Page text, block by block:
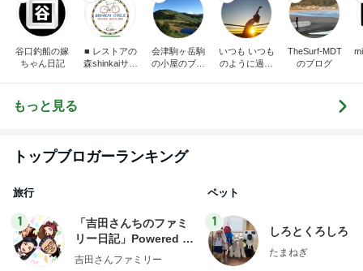
谷口釣船の嫁
ちゃん日記
■ レストアの
森shinkaiサイ
会津駒ヶ岳駒
の小屋のブロ
いつも いつも
のように過ご
TheSurf-MDT
のブログ
もっと見る
トップブロガーランキング
旅行
1
「吉田さんちのファミ
リー日記」Powered b
y Ameba 吉田さんファ
吉田さんファミリー
ペット
1
しろとくろしろ
たまねぎ